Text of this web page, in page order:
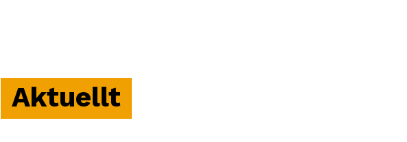
Aktuellt